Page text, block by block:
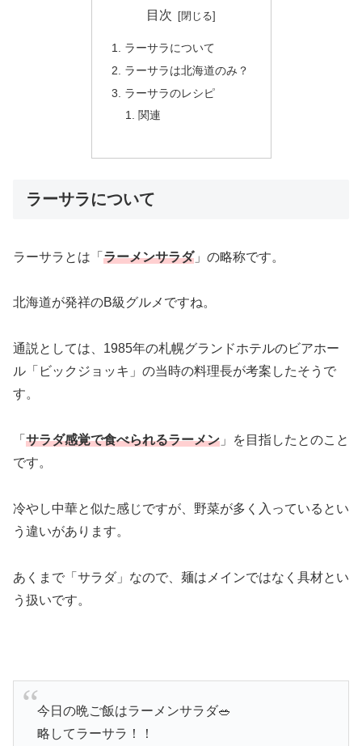
目次
ラーサラについて
ラーサラは北海道のみ？
ラーサラのレシピ
関連
ラーサラについて
ラーサラとは「 ラーメンサラダ」の略称です。
北海道が発祥のB級グルメですね。
通説としては、1985年の札幌グランドホテルのビアホー
ル「ビックジョッキ」の当時の料理長が考案したそうで
す。
「 サラダ感覚で食べられるラーメン 」を目指したとのこと
です。
冷やし中華と似た感じですが、野菜が多く入っているとい
う違いがあります。
あくまで「サラダ」なので、麺はメインではなく具材とい
う扱いです。
今日の晩ご飯はラーメンサラダ🥗
略してラーサラ！！